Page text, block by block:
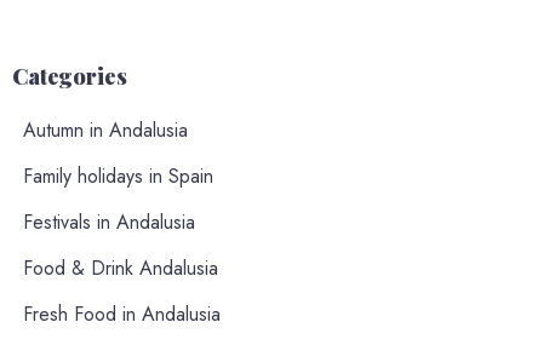
Categories
Autumn in Andalusia
Family holidays in Spain
Festivals in Andalusia
Food & Drink Andalusia
Fresh Food in Andalusia